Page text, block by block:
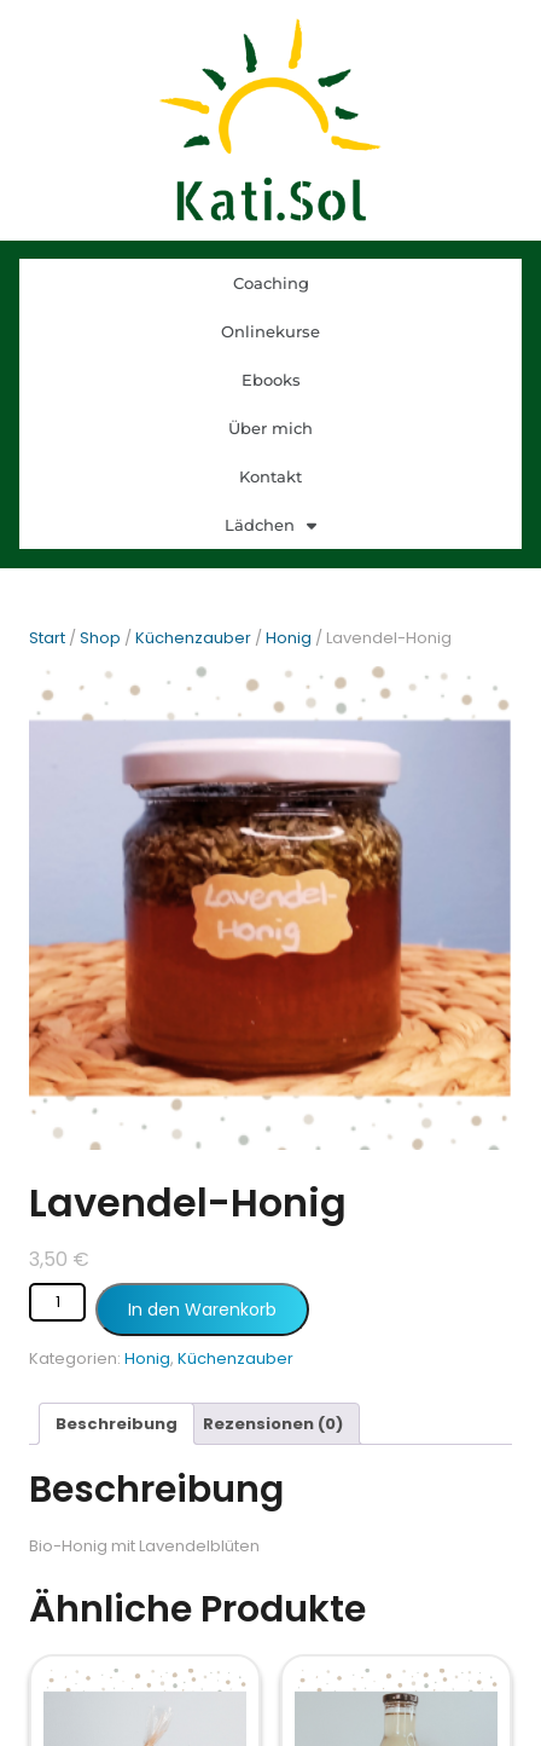
Coaching
Onlinekurse
Ebooks
Über mich
Kontakt
Lädchen
Start /Shop /Küchenzauber /Honig / Lavendel-Honig
Lavendel-Honig
3,50 €
In den Warenkorb
Kategorien: Honig, Küchenzauber
Beschreibung Rezensionen (0)
Beschreibung
Bio-Honig mit Lavendelblüten
Ähnliche Produkte